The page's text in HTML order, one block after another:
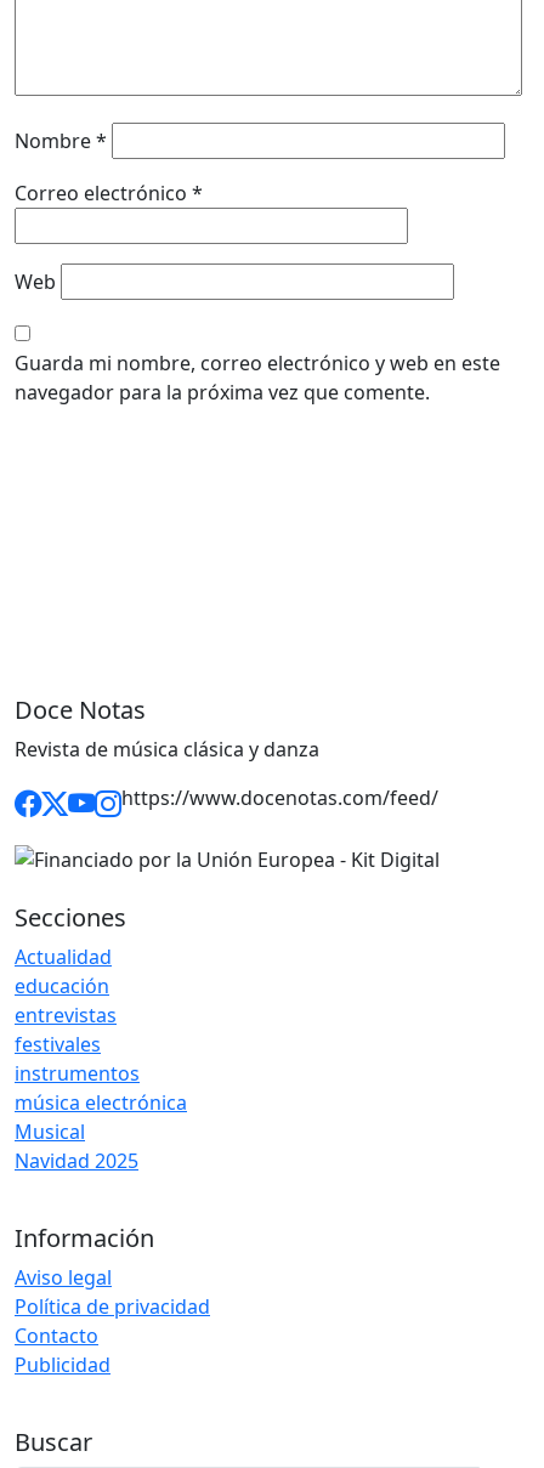
Nombre*
Correo electrónico *
Web
Guarda mi nombre, correo electrónico y web en este
navegador para la próxima vez que comente.
Doce Notas
Revista de música clásica y danza
https://www.docenotas.com/feed/
Secciones
Actualidad
educación
entrevistas
festivales
instrumentos
música electrónica
Musical
Navidad 2025
Información
Aviso legal
Política de privacidad
Contacto
Publicidad
Buscar